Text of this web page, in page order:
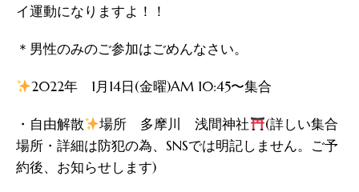
イ運動になりますよ！！
⁡＊男性のみのご参加はごめんなさい。
2022年 1月14日(金曜)AM 10:45〜集合
・自由解散⁡ 場所 多摩川 浅間神社
⁡(詳しい集合
場所・詳細は防犯の為、SNSでは明記しません。ご予
約後、お知らせします)